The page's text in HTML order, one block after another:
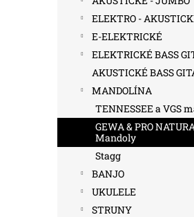
ELEKTRO -
E-ELEKTRICKÉ
ELEKTRICKÉ BASS
AKUSTICKÉ BASS
MANDOLÍNA
TENNESSEE a VGS
GEWA & PRO
Mandoly
Stagg
BANJO
UKULELE
STRUNY